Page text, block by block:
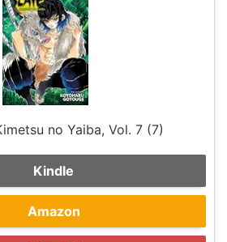
no Yaiba, Vol. 7 (7)
Kindle
Amazon